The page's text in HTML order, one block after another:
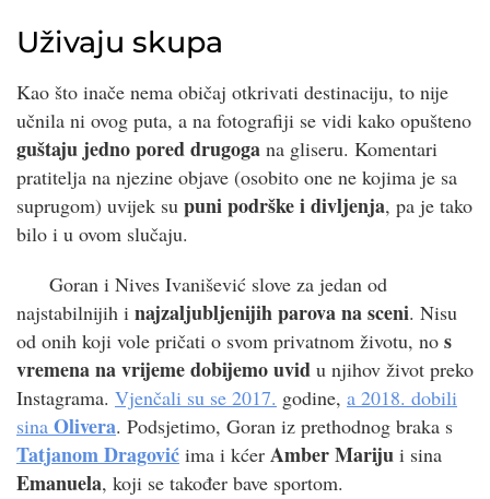
Uživaju skupa
Kao što inače nema običaj otkrivati destinaciju, to nije
učnila ni ovog puta, a na fotografiji se vidi kako opušteno
guštaju jedno pored drugoga na gliseru. Komentari
pratitelja na njezine objave (osobito one ne kojima je sa
suprugom) uvijek su puni podrške i divljenja, pa je tako
bilo i u ovom slučaju.
Goran i Nives Ivanišević slove za jedan od
najstabilnijih i najzaljubljenijih parova na sceni. Nisu
od onih koji vole pričati o svom privatnom životu, no s
vremena na vrijeme dobijemo uvid u njihov život preko
Instagrama. Vjenčali su se 2017. godine, a 2018. dobili
sina Olivera. Podsjetimo, Goran iz prethodnog braka s
Tatjanom Dragović ima i kćer Amber Mariju i sina
Emanuela, koji se također bave sportom.